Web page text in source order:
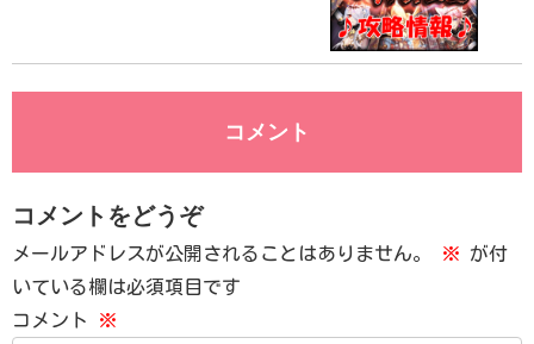
コメント
コメントをどうぞ
メールアドレスが公開されることはありません。 ※ が付
いている欄は必須項目です
コメント
※